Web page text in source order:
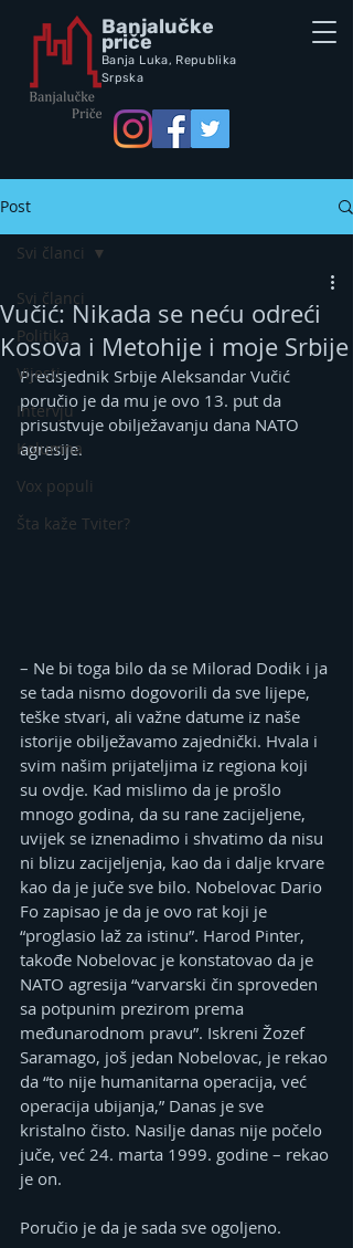
Banjalučke
priče
Banja Luka, Republika
Srpska
Post
Svi članci
Politika
Vijesti
Intervju
Kolumna
Vox populi
Šta kaže Tviter?
Svi članci
Vučić: Nikada se neću odreći
Kosova i Metohije i moje Srbije
Predsjednik Srbije Aleksandar Vučić
poručio je da mu je ovo 13. put da
prisustvuje obilježavanju dana NATO
agresije.
– Ne bi toga bilo da se Milorad Dodik i ja
se tada nismo dogovorili da sve lijepe,
teške stvari, ali važne datume iz naše
istorije obilježavamo zajednički. Hvala i
svim našim prijateljima iz regiona koji
su ovdje. Kad mislimo da je prošlo
mnogo godina, da su rane zacijeljene,
uvijek se iznenadimo i shvatimo da nisu
ni blizu zacijeljenja, kao da i dalje krvare
kao da je juče sve bilo. Nobelovac Dario
Fo zapisao je da je ovo rat koji je
“proglasio laž za istinu”. Harod Pinter,
takođe Nobelovac je konstatovao da je
NATO agresija “varvarski čin sproveden
sa potpunim prezirom prema
međunarodnom pravu”. Iskreni Žozef
Saramago, još jedan Nobelovac, je rekao
da “to nije humanitarna operacija, već
operacija ubijanja,” Danas je sve
kristalno čisto. Nasilje danas nije počelo
juče, već 24. marta 1999. godine – rekao
je on.
Poručio je da je sada sve ogoljeno.